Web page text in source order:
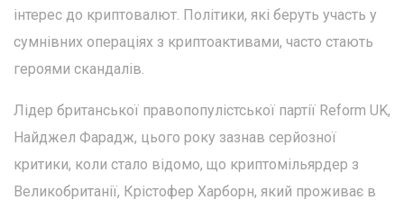
інтерес до криптовалют. Політики, які беруть участь у
сумнівних операціях з криптоактивами, часто стають
героями скандалів.
Лідер британської правопопулістської партії Reform UK,
Найджел Фарадж, цього року зазнав серйозної
критики, коли стало відомо, що криптомільярдер з
Великобританії, Крістофер Харборн, який проживає в